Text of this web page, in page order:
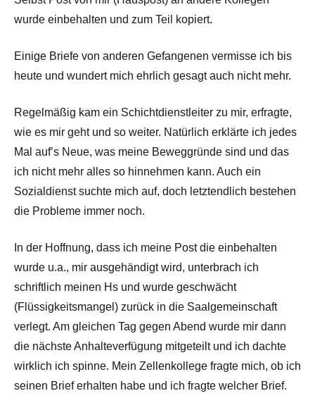
wurde einbehalten und zum Teil kopiert.
Einige Briefe von anderen Gefangenen vermisse ich bis
heute und wundert mich ehrlich gesagt auch nicht mehr.
Regelmäßig kam ein Schichtdienstleiter zu mir, erfragte,
wie es mir geht und so weiter. Natürlich erklärte ich jedes
Mal auf’s Neue, was meine Beweggründe sind und das
ich nicht mehr alles so hinnehmen kann. Auch ein
Sozialdienst suchte mich auf, doch letztendlich bestehen
die Probleme immer noch.
In der Hoffnung, dass ich meine Post die einbehalten
wurde u.a., mir ausgehändigt wird, unterbrach ich
schriftlich meinen Hs und wurde geschwächt
(Flüssigkeitsmangel) zurück in die Saalgemeinschaft
verlegt. Am gleichen Tag gegen Abend wurde mir dann
die nächste Anhalteverfügung mitgeteilt und ich dachte
wirklich ich spinne. Mein Zellenkollege fragte mich, ob ich
seinen Brief erhalten habe und ich fragte welcher Brief.